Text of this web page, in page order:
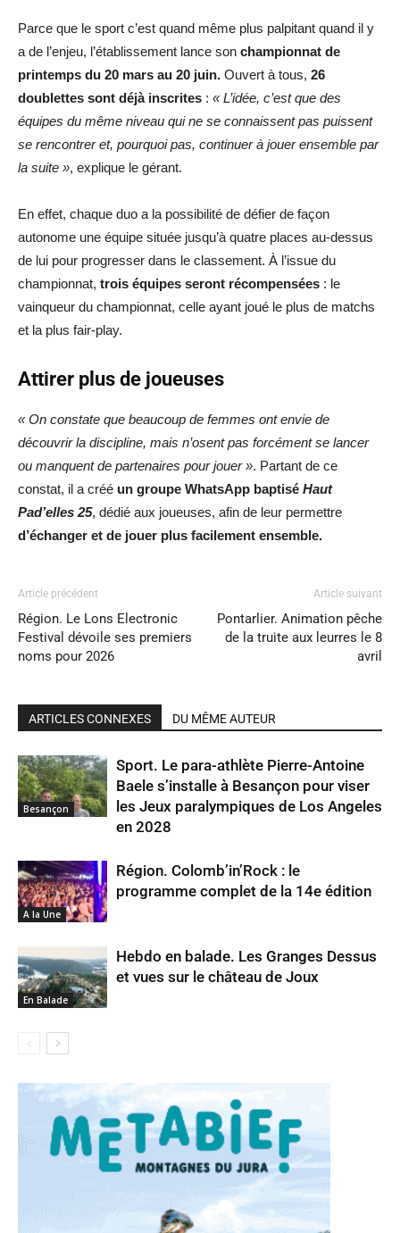
Parce que le sport c’est quand même plus palpitant quand il y
a de l’enjeu, l’établissement lance son championnat de
printemps du 20 mars au 20 juin. Ouvert à tous, 26
doublettes sont déjà inscrites : « L’idée, c’est que des
équipes du même niveau qui ne se connaissent pas puissent
se rencontrer et, pourquoi pas, continuer à jouer ensemble par
la suite », explique le gérant.
En effet, chaque duo a la possibilité de défier de façon
autonome une équipe située jusqu’à quatre places au-dessus
de lui pour progresser dans le classement. À l’issue du
championnat, trois équipes seront récompensées : le
vainqueur du championnat, celle ayant joué le plus de matchs
et la plus fair-play.
Attirer plus de joueuses
« On constate que beaucoup de femmes ont envie de
découvrir la discipline, mais n’osent pas forcément se lancer
ou manquent de partenaires pour jouer ». Partant de ce
constat, il a créé un groupe WhatsApp baptisé Haut
Pad’elles 25, dédié aux joueuses, afin de leur permettre
d’échanger et de jouer plus facilement ensemble.
Article précédent
Région. Le Lons Electronic
Festival dévoile ses premiers
noms pour 2026
Article suivant
Pontarlier. Animation pêche
de la truite aux leurres le 8
avril
ARTICLES CONNEXES DU MÊME AUTEUR
Besançon
Sport. Le para-athlète Pierre-Antoine
Baele s’installe à Besançon pour viser
les Jeux paralympiques de Los Angeles
en 2028
A la Une
Région. Colomb’in’Rock : le
programme complet de la 14e édition
En Balade
Hebdo en balade. Les Granges Dessus
et vues sur le château de Joux